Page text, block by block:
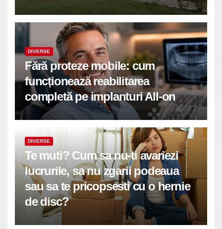
DIVERSE
Fără proteze mobile: cum
funcționează reabilitarea
completă pe implanturi All-on
DIVERSE
Te muti? Cum sa nu-ti avariezi
lucrurile, sa nu zgarii podeaua
sau sa te pricopsesti cu o hernie
de disc?